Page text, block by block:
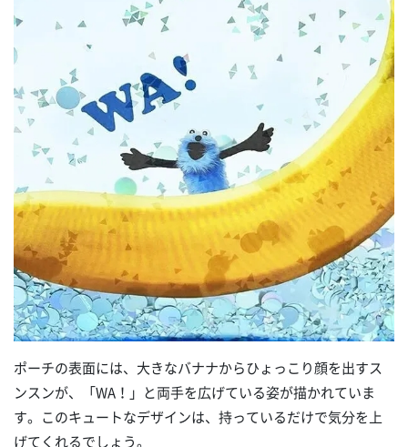
ポーチの表面には、大きなバナナからひょっこり顔を出すス
ンスンが、「WA！」と両手を広げている姿が描かれていま
す。このキュートなデザインは、持っているだけで気分を上
げてくれるでしょう。